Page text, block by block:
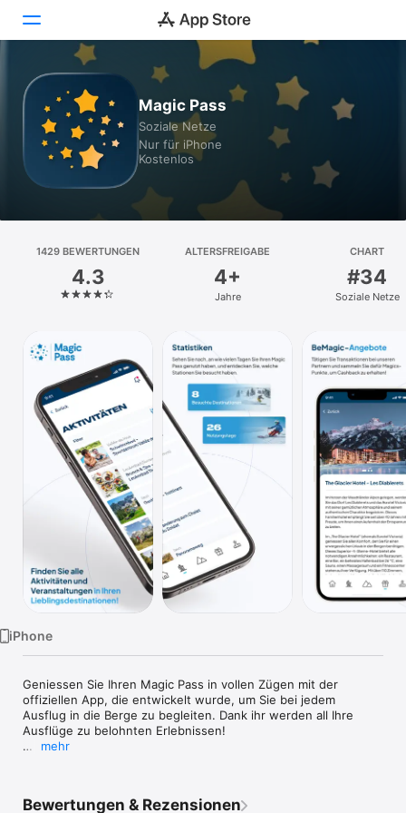
Heute
Spiele
Apps
Plattform
iPhone
Mac
Watch
TV
Magic Pass
Soziale Netze
Nur für iPhone
Kostenlos
1429 BEWERTUNGEN
4.3
ALTERSFREIGABE
4+
Jahre
CHART
#34
Soziale Netze
iPhone
Geniessen Sie Ihren Magic Pass in vollen Zügen mit der
offiziellen App, die entwickelt wurde, um Sie bei jedem
Ausflug in die Berge zu begleiten. Dank ihr werden all Ihre
Ausflüge zu belohnten Erlebnissen!
• Live-Bedingungen: Wetter, Schneelage, Webcams
mehr
Bewertungen & Rezensionen